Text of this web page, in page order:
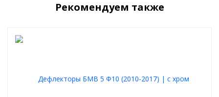
автомобилю надежную защиту!
Рекомендуем также